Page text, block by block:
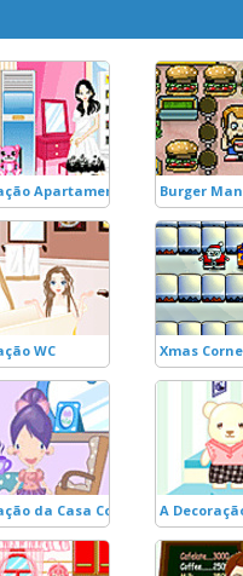
Apartamento JovemBurger Man
WC Xmas
da Casa CogumeloA